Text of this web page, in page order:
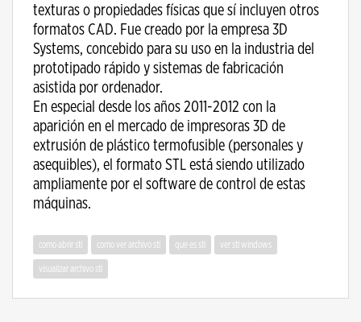
texturas o propiedades físicas que sí incluyen otros
formatos CAD. Fue creado por la empresa 3D
Systems, concebido para su uso en la industria del
prototipado rápido y sistemas de fabricación
asistida por ordenador.
En especial desde los años 2011-2012 con la
aparición en el mercado de impresoras 3D de
extrusión de plástico termofusible (personales y
asequibles), el formato STL está siendo utilizado
ampliamente por el software de control de estas
máquinas.
como abrir stl como ver archivo stl que es stl ver stl windows
visualizar archivo stl